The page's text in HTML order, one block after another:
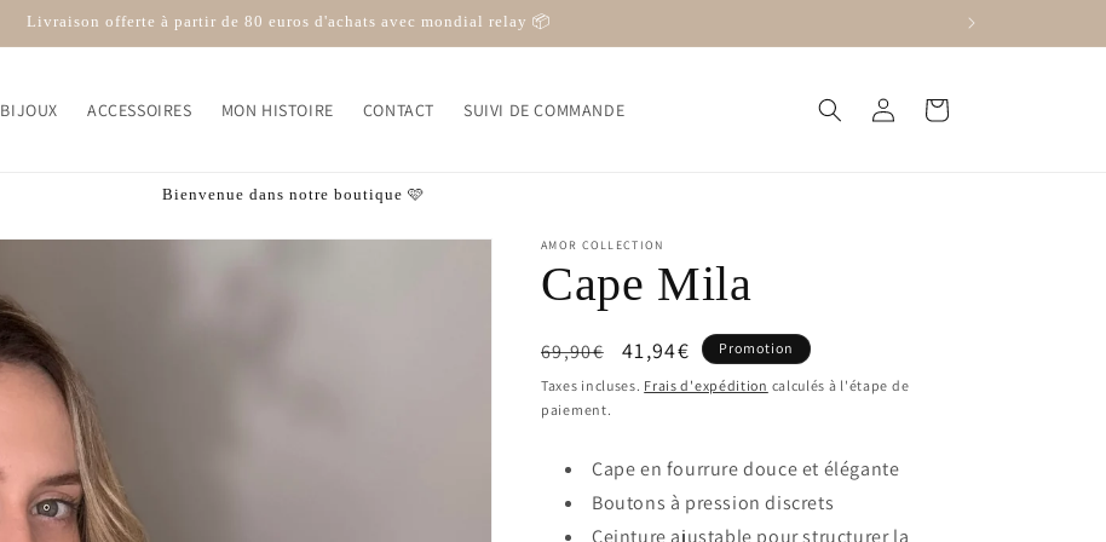
Livraison offerte à partir de 80 euros d'achats avec mondial relay 📦
BIJOUX ACCESSOIRES MON HISTOIRE CONTACT SUIVI DE COMMANDE Connexion Panier
Bienvenue dans notre boutique 🩷
AMOR COLLECTION
Cape Mila
Prix
habituel
69,90€
Prix
promotionnel
41,94€ Promotion
Taxes incluses. Frais d'expédition calculés à l'étape de
paiement.
Cape en fourrure douce et élégante
Boutons à pression discrets
Ceinture ajustable pour structurer la